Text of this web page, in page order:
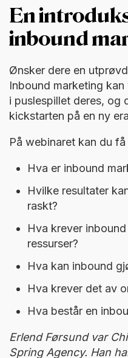
En
inbound
Ønsker dere en
Inbound marketing
i puslespillet deres,
kickstarten på en ny
På webinaret kan du få
Hva er inbound
Hvilke resultater
raskt?
Hva krever
ressurser?
Hva kan inbound
Hva krever det av
Hva består en
Erlend Førsund var
Spring Agency. Han